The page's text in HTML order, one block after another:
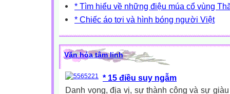
* Tìm hiểu về những điệu múa cổ vùng
* Chiếc áo tơi và hình bóng người Việt
Văn hóa tâm linh
* 15 điều suy ngẫm
Danh vọng, địa vị, sự thành công và sự